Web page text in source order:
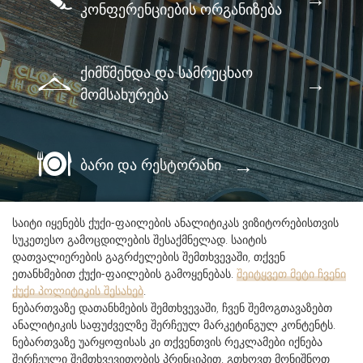
კონფერენციების ორგანიზება
ქიმწმენდა და სამრეცხაო
მომსახურება
ბარი და რესტორანი
საიტი იყენებს ქუქი-ფაილების ანალიტიკას ვიზიტორებისთვის
სუკეთესო გამოცდილების შესაქმნელად. საიტის
დათვალიერების გაგრძელების შემთხვევაში, თქვენ
ეთანხმებით ქუქი-ფაილების გამოყენებას. შეიტყვეთ მეტი ჩვენი
ქუქი პოლიტიკის შესახებ.
ნებართვაზე დათანხმების შემთხვევაში, ჩვენ შემოგთავაზებთ
ანალიტიკის საფუძველზე შერჩეულ მარკეტინგულ კონტენტს.
ნებართვაზე უარყოფისას კი თქვენთვის რეკლამები იქნება
შერჩეული შემთხვევითობის პრინციპით. გთხოვთ მონიშნოთ